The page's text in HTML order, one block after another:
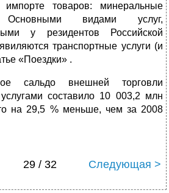
товаров: минеральные
Основными видами услуг,
у резидентов Российской
транспортные услуги (и
«Поездки» .
сальдо внешней торговли
составило 10 003,2 млн
на 29,5 % меньше, чем за 2008
29 / 32 Следующая >